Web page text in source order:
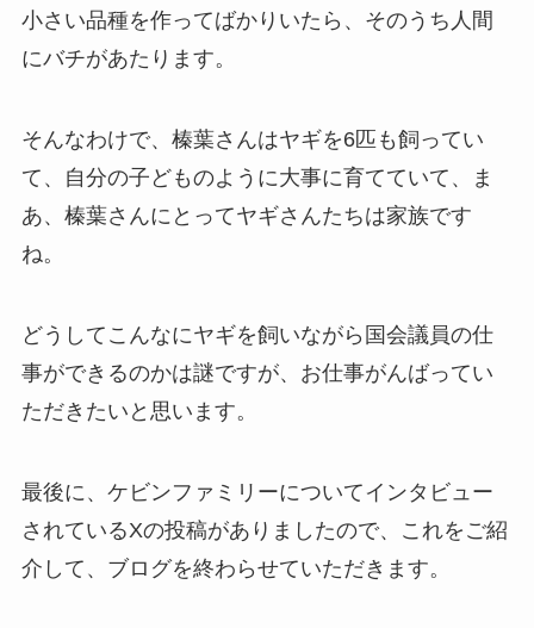
小さい品種を作ってばかりいたら、そのうち人間
にバチがあたります。
そんなわけで、榛葉さんはヤギを6匹も飼ってい
て、自分の子どものように大事に育てていて、ま
あ、榛葉さんにとってヤギさんたちは家族です
ね。
どうしてこんなにヤギを飼いながら国会議員の仕
事ができるのかは謎ですが、お仕事がんばってい
ただきたいと思います。
最後に、ケビンファミリーについてインタビュー
されているXの投稿がありましたので、これをご紹
介して、ブログを終わらせていただきます。